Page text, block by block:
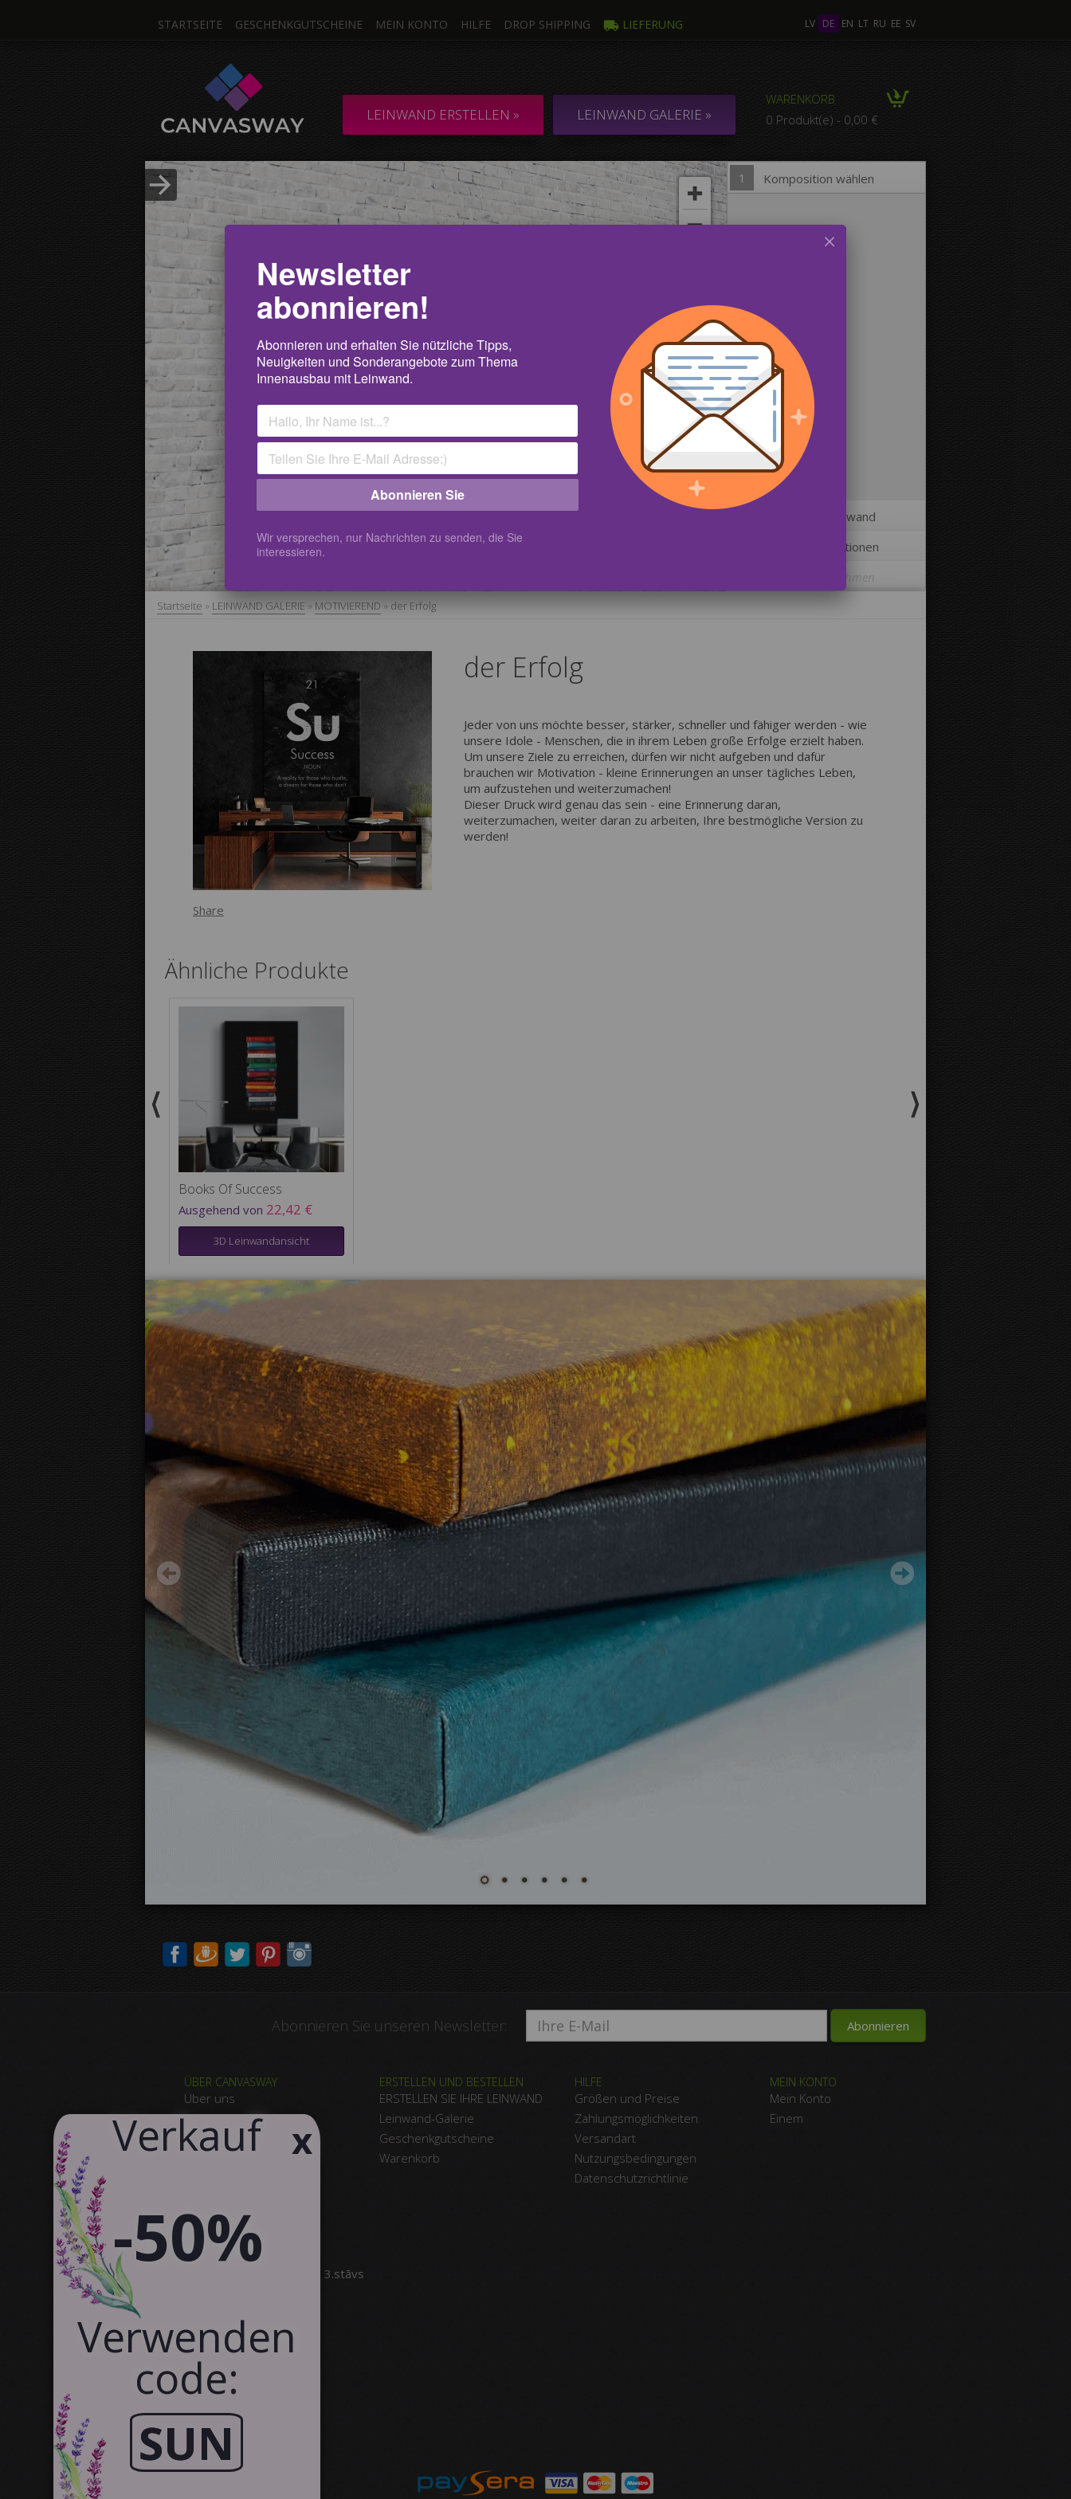
LV DE EN LT RU EE SV
STARTSEITE GESCHENKGUTSCHEINE MEIN KONTO HILFE DROP SHIPPING LIEFERUNG
WARENKORB
0 Produkt(e) - 0,00 €
LEINWAND ERSTELLEN » LEINWAND GALERIE »
1 Komposition wählen
Größe der Leinwand
Zusätzliche Optionen
Bild auf Leinwandkanten drucken:
Abstand bis zum Rand:
Bild auf Leinwandkanten:
Leinwand einrahmen
LEINWAND / MEHRTEILIGE LEINWAND
aus 1 Foto
COLLAGE / KOMPOSITION aus
mehreren Fotos
Startseite » LEINWAND GALERIE » MOTIVIEREND » der Erfolg
der Erfolg
Jeder von uns möchte besser, stärker, schneller und fähiger werden - wie
unsere Idole - Menschen, die in ihrem Leben große Erfolge erzielt haben.
Um unsere Ziele zu erreichen, dürfen wir nicht aufgeben und dafür
brauchen wir Motivation - kleine Erinnerungen an unser tägliches Leben,
um aufzustehen und weiterzumachen!
Dieser Druck wird genau das sein - eine Erinnerung daran,
weiterzumachen, weiter daran zu arbeiten, Ihre bestmögliche Version zu
werden!
Share
Ähnliche Produkte
Books Of Success
Ausgehend von 22,42 €
3D Leinwandansicht
Abonnieren Sie unseren Newsletter:
ÜBER CANVASWAY
Über uns
Warum Canvasway.com
Produktqualität
ERSTELLEN UND BESTELLEN
ERSTELLEN SIE IHRE LEINWAND
Leinwand-Galerie
Geschenkgutscheine
Warenkorb
HILFE
Größen und Preise
Zahlungsmöglichkeiten
Versandart
Nutzungsbedingungen
Datenschutzrichtlinie
MEIN KONTO
Mein Konto
Einem
SIA Canvas WAY
Brīvības gatve 323, Rīga, 3.stāvs
x
​Verkauf
-50%
Verwenden
code:
SUN
Newsletter
abonnieren!
Abonnieren und erhalten Sie nützliche Tipps,
Neuigkeiten und Sonderangebote zum Thema
Innenausbau mit Leinwand.
Abonnieren Sie
Wir versprechen, nur Nachrichten zu senden, die Sie
interessieren.